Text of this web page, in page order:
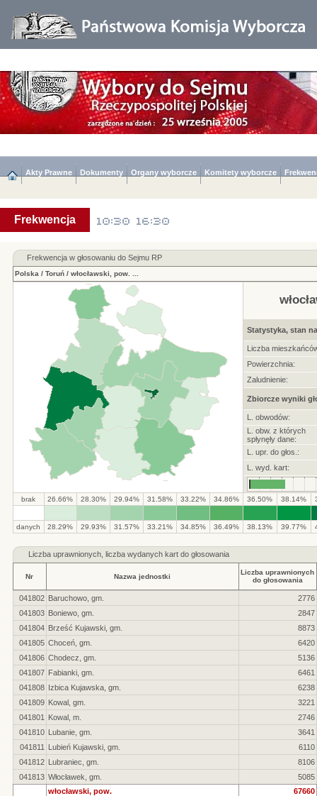
Akty Prawne Dokumenty Organy wyborcze Komitety wyborcze
Frekwencja
Frekwencja w głosowaniu do Sejmu RP
Polska / Toruń/ włocławski, pow.
Statystyka, stan
Liczba
Powierzchnia:
Zaludnienie:
Zbiorcze wyniki
L. obwodów:
L. obw. z których
spłynęły dane:
L. upr. do głos.:
L. wyd. kart:
brak 26.66% 28.30% 29.94% 31.58% 33.22% 34.86% 36.50% 38.14%
danych 28.29% 29.93% 31.57% 33.21% 34.85% 36.49% 38.13% 39.77%
Liczbauprawnionych, liczba wydanych kart do głosowania
Nr Nazwa jednostki
Liczba uprawnionych
do głosowania
041802 Baruchowo, gm.
2776
041803 Boniewo, gm.
2847
041804 Brześć Kujawski, gm.
8873
041805 Choceń, gm.
6420
041806 Chodecz, gm.
5136
041807 Fabianki, gm.
6461
041808 Izbica Kujawska, gm.
6238
041809 Kowal, gm.
3221
041801
Kowal, m.
2746
041810 Lubanie, gm.
3641
041811
Lubień Kujawski, gm.
6110
041812 Lubraniec, gm.
8106
041813 Włocławek, gm.
5085
włocławski, pow.
67660